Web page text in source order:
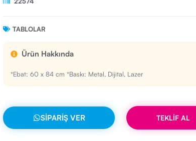
TABLOLAR
Ürün Hakkında
*Ebat: 60 x 84 cm *Baskı: Metal, Dijital, Lazer
SIPARIŞ VER TEKLİF AL